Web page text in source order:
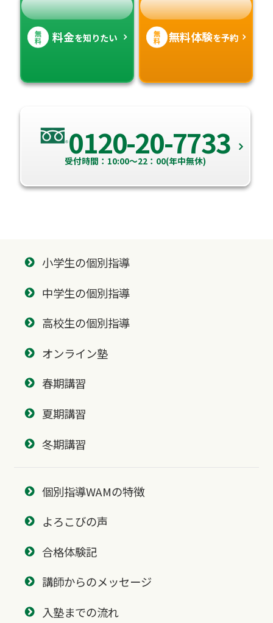
無
料 料金を知りたい 無
料 無料体験を予約
0120-20-7733
受付時間：10:00～22：00(年中無休)
小学生の個別指導
中学生の個別指導
高校生の個別指導
オンライン塾
春期講習
夏期講習
冬期講習
個別指導WAMの特徴
よろこびの声
合格体験記
講師からのメッセージ
入塾までの流れ